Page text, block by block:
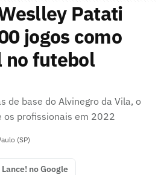
Patati
jogos como
no futebol
de base do Alvinegro da Vila, o
profissionais em 2022
(SP)
no Google